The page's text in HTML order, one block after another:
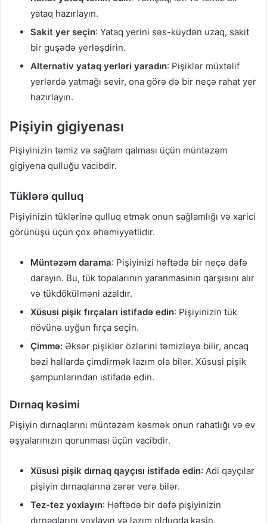
yataq hazırlayın.
Sakit yer seçin: Yataq yerini səs-küydən uzaq, sakit
bir guşədə yerləşdirin.
Alternativ yataq yerləri yaradın: Pişiklər müxtəlif
yerlərdə yatmağı sevir, ona görə də bir neçə rahat yer
hazırlayın.
Pişiyin gigiyenası
Pişiyinizin təmiz və sağlam qalması üçün müntəzəm
gigiyena qulluğu vacibdir.
Tüklərə qulluq
Pişiyinizin tüklərinə qulluq etmək onun sağlamlığı və xarici
görünüşü üçün çox əhəmiyyətlidir.
Müntəzəm darama: Pişiyinizi həftədə bir neçə dəfə
darayın. Bu, tük topalarının yaranmasının qarşısını alır
və tükdökülməni azaldır.
Xüsusi pişik fırçaları istifadə edin: Pişiyinizin tük
növünə uyğun fırça seçin.
Çimmə: Əksər pişiklər özlərini təmizləyə bilir, ancaq
bəzi hallarda çimdirmək lazım ola bilər. Xüsusi pişik
şampunlarından istifadə edin.
Dırnaq kəsimi
Pişiyin dırnaqlarını müntəzəm kəsmək onun rahatlığı və ev
əşyalarınızın qorunması üçün vacibdir.
Xüsusi pişik dırnaq qayçısı istifadə edin: Adi qayçılar
pişiyin dırnaqlarına zərər verə bilər.
Tez-tez yoxlayın: Həftədə bir dəfə pişiyinizin
dırnaqlarını yoxlayın və lazım olduqda kəsin.